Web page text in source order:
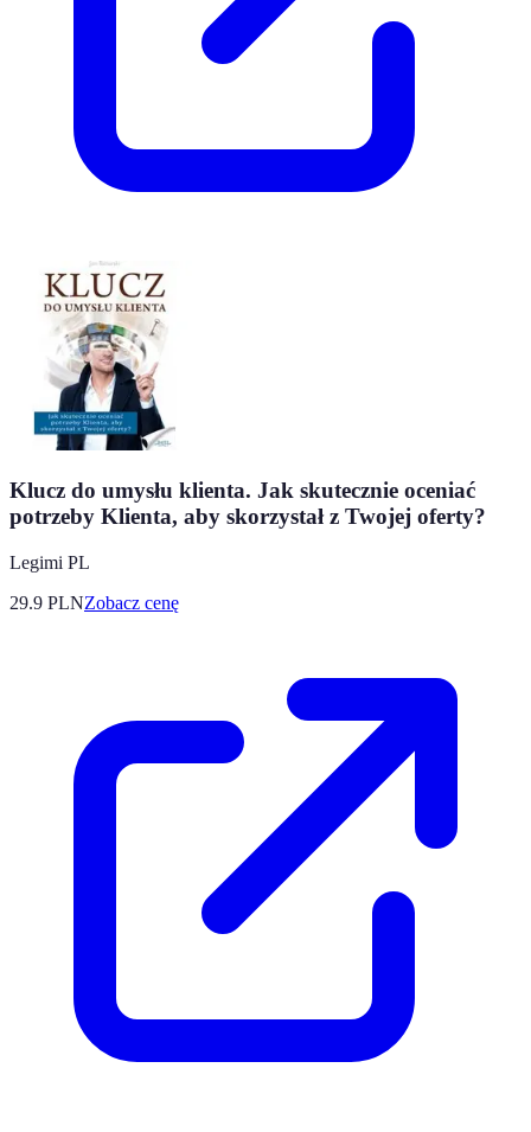
Klucz do umysłu klienta. Jak skutecznie oceniać
potrzeby Klienta, aby skorzystał z Twojej oferty?
Legimi PL
29.9 PLNZobacz cenę